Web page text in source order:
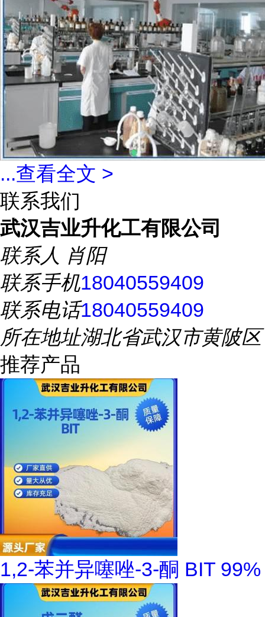
...查看全文 >
联系我们
武汉吉业升化工有限公司
联系人 肖阳
联系手机18040559409
联系电话18040559409
所在地址湖北省武汉市黄陂区
推荐产品
1,2-苯并异噻唑-3-酮 BIT 99%